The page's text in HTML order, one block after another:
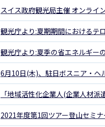
スイス政府観光局主催 オンラ
観光庁より:夏期期間におけるテ
観光庁より:夏季の省エネルギー
6月10日(木)、駐日ボスニア・ヘ
「地域活性化企業人(企業人材
2021年度第1回ツアー登山セミナ